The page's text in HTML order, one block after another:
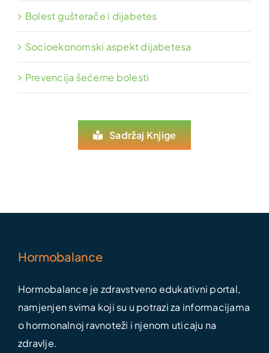
Bolest gušterače i dijabetes
Socioekonomski aspekt dijabetesa
Prevencija šećerne bolesti
Sadržaj Knjige
Hormobalance
Hormobalance je zdravstveno edukativni portal,
namjenjen svima koji su u potrazi za informacijama
o hormonalnoj ravnoteži i njenom uticaju na
zdravlje.